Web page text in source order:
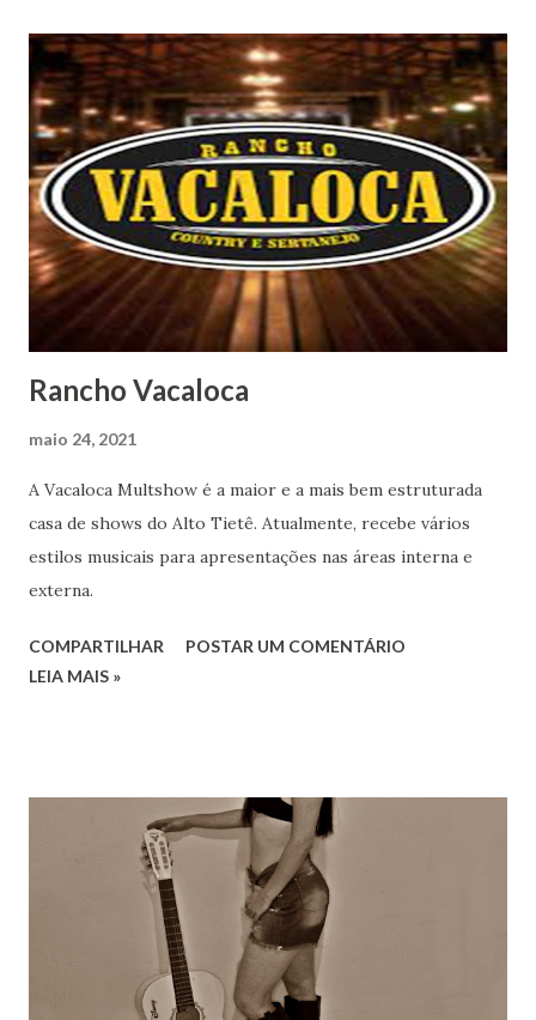
Rancho Vacaloca
maio 24, 2021
A Vacaloca Multshow é a maior e a mais bem estruturada
casa de shows do Alto Tietê. Atualmente, recebe vários
estilos musicais para apresentações nas áreas interna e
externa.
COMPARTILHAR
POSTAR UM COMENTÁRIO
LEIA MAIS »